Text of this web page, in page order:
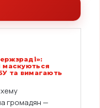
маскуються
та вимагають
громадян —